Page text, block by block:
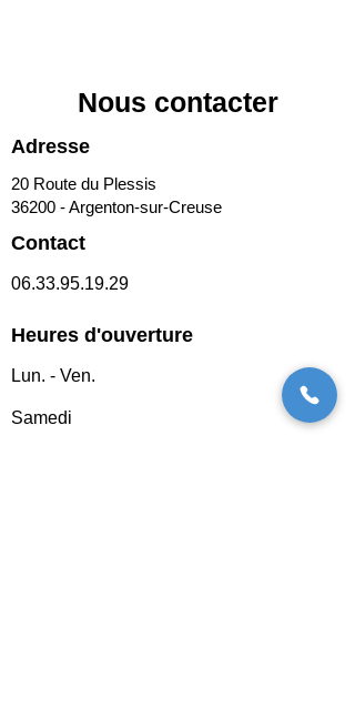
Nous contacter
Adresse
20 Route du Plessis
36200 - Argenton-sur-Creuse
Contact
06.33.95.19.29
Heures d'ouverture
Lun. - Ven.
Samedi